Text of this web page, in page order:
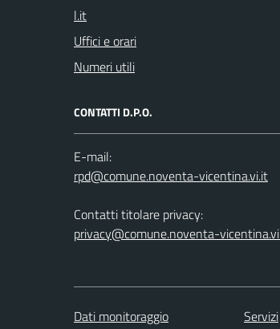
Uffici e orari
Numeri utili
CONTATTI D.P.O.
E-mail:
Contatti titolare privacy:
privacy@comune.noventa-
Dati monitoraggio Servizi